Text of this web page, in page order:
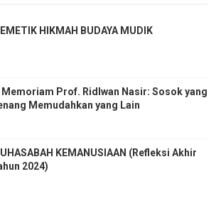
HIKMAH BUDAYA MUDIK
Memoriam Prof. Ridlwan Nasir: Sosok yang
Memudahkan yang Lain
KEMANUSIAAN (Refleksi Akhir
2024)